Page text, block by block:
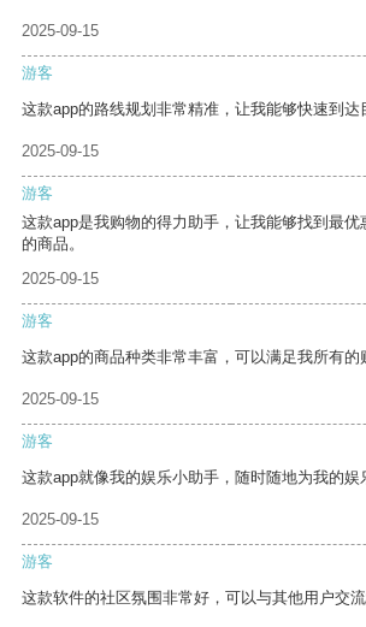
2025-09-15
游客
这款app的路线规划非常精准，让我能够快速到达
2025-09-15
游客
这款app是我购物的得力助手，让我能够找到最
的商品。
2025-09-15
游客
这款app的商品种类非常丰富，可以满足我所有的
2025-09-15
游客
这款app就像我的娱乐小助手，随时随地为我的娱
2025-09-15
游客
这款软件的社区氛围非常好，可以与其他用户交流